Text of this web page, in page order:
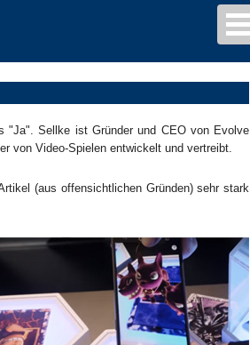
"Ja". Sellke ist Gründer und CEO von Evolve
von Video-Spielen entwickelt und vertreibt.
(aus offensichtlichen Gründen) sehr stark